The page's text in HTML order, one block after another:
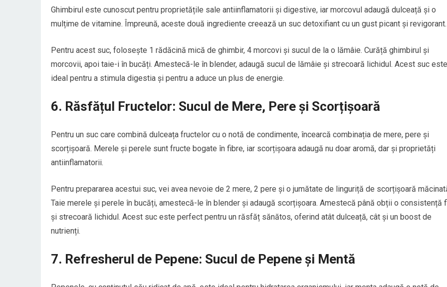
Ghimbirul este cunoscut pentru proprietățile sale antiinflamatorii și digestive, iar morcovul adaugă dulceață și o
mulțime de vitamine. Împreună, aceste două ingrediente creează un suc detoxifiant cu un gust picant și revigorant.
Pentru acest suc, folosește 1 rădăcină mică de ghimbir, 4 morcovi și sucul de la o lămâie. Curăță ghimbirul și
morcovii, apoi taie-i în bucăți. Amestecă-le în blender, adaugă sucul de lămâie și strecoară lichidul. Acest suc este
ideal pentru a stimula digestia și pentru a aduce un plus de energie.
6. Răsfățul Fructelor: Sucul de Mere, Pere și Scorțișoară
Pentru un suc care combină dulceața fructelor cu o notă de condimente, încearcă combinația de mere, pere și
scorțișoară. Merele și perele sunt fructe bogate în fibre, iar scorțișoara adaugă nu doar aromă, dar și proprietăți
antiinflamatorii.
Pentru prepararea acestui suc, vei avea nevoie de 2 mere, 2 pere și o jumătate de linguriță de scorțișoară
Taie merele și perele în bucăți, amestecă-le în blender și adaugă scorțișoara. Amestecă până obții o consistență
și strecoară lichidul. Acest suc este perfect pentru un răsfăț sănătos, oferind atât dulceață, cât și un boost de
nutrienți.
7. Refresherul de Pepene: Sucul de Pepene și Mentă